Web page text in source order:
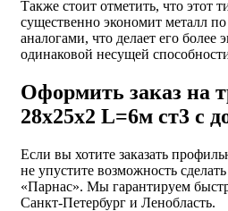
Также стоит отметить, что этот
существенно экономит металл
аналогами, что делает его
одинаковой несущей
Оформить заказ на
28х25х2 L=6м ст3 с
Если вы хотите заказать
не упустите возможность
«Парнас». Мы гарантируем
Санкт-Петербург и Ленобласть.